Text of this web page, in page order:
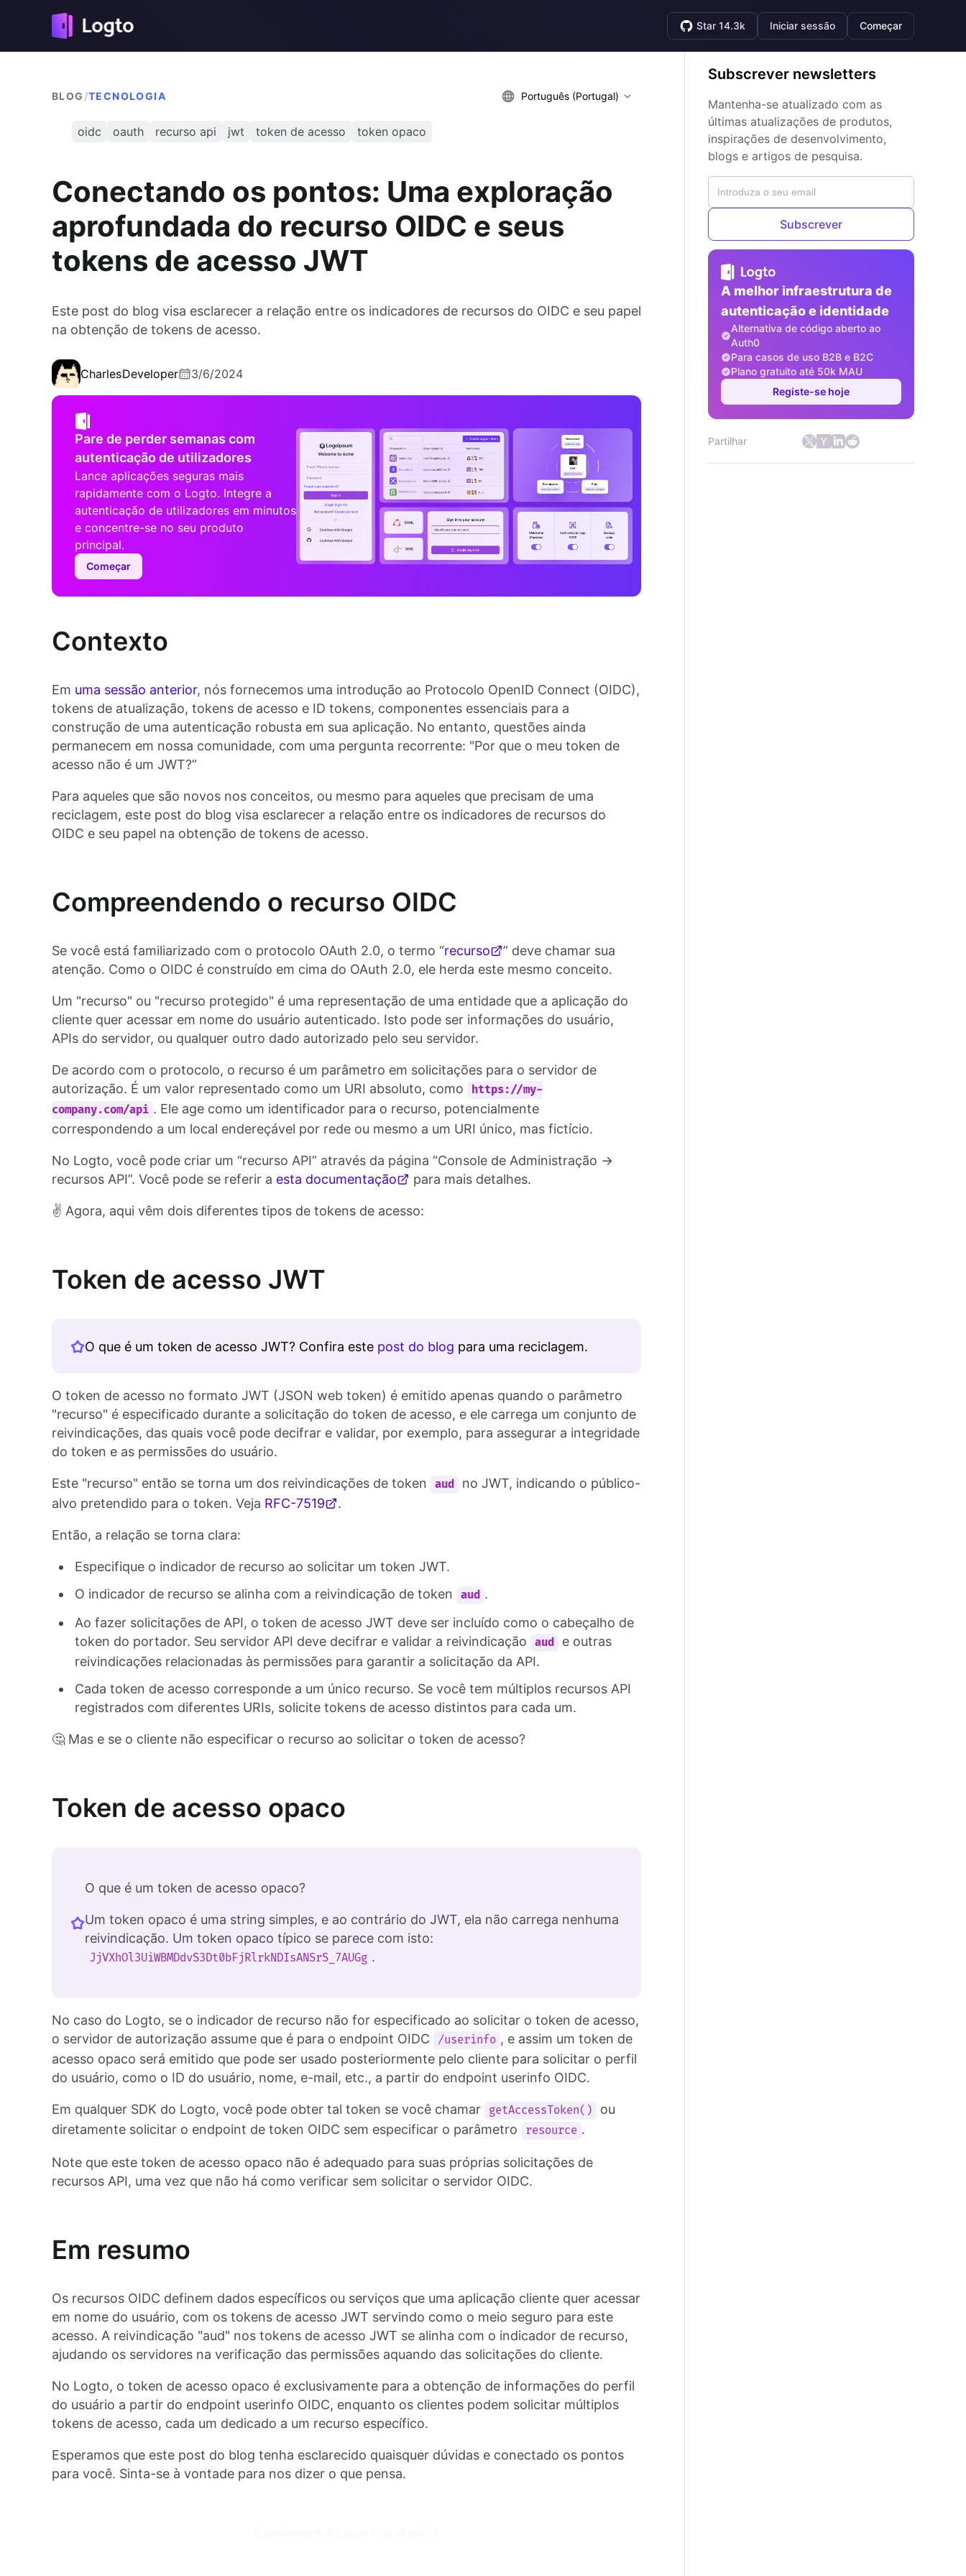
Star 14.3k Iniciar sessão Começar
BLOG /TECNOLOGIA Português (Portugal)
oidc oauth recurso api jwt token de acesso token opaco
Conectando os pontos: Uma exploração
aprofundada do recurso OIDC e seus
tokens de acesso JWT
Este post do blog visa esclarecer a relação entre os indicadores de recursos do OIDC e seu papel
na obtenção de tokens de acesso.
CharlesDeveloper 3/6/2024
Pare de perder semanas com
autenticação de utilizadores
Lance aplicações seguras mais
rapidamente com o Logto. Integre a
autenticação de utilizadores em minutos
e concentre-se no seu produto
principal.
Começar
Contexto
Em uma sessão anterior, nós fornecemos uma introdução ao Protocolo OpenID Connect (OIDC),
tokens de atualização, tokens de acesso e ID tokens, componentes essenciais para a
construção de uma autenticação robusta em sua aplicação. No entanto, questões ainda
permanecem em nossa comunidade, com uma pergunta recorrente: "Por que o meu token de
acesso não é um JWT?”
Para aqueles que são novos nos conceitos, ou mesmo para aqueles que precisam de uma
reciclagem, este post do blog visa esclarecer a relação entre os indicadores de recursos do
OIDC e seu papel na obtenção de tokens de acesso.
Compreendendo o recurso OIDC
Se você está familiarizado com o protocolo OAuth 2.0, o termo “recurso
” deve chamar sua
atenção. Como o OIDC é construído em cima do OAuth 2.0, ele herda este mesmo conceito.
Um "recurso" ou "recurso protegido" é uma representação de uma entidade que a aplicação do
cliente quer acessar em nome do usuário autenticado. Isto pode ser informações do usuário,
APIs do servidor, ou qualquer outro dado autorizado pelo seu servidor.
De acordo com o protocolo, o recurso é um parâmetro em solicitações para o servidor de
autorização. É um valor representado como um URI absoluto, como
https://my-
company.com/api . Ele age como um identificador para o recurso, potencialmente
correspondendo a um local endereçável por rede ou mesmo a um URI único, mas fictício.
No Logto, você pode criar um “recurso API” através da página “Console de Administração →
recursos API”. Você pode se referir a esta documentação para mais detalhes.
✌️ Agora, aqui vêm dois diferentes tipos de tokens de acesso:
Token de acesso JWT
O que é um token de acesso JWT? Confira este post do blog para uma reciclagem.
O token de acesso no formato JWT (JSON web token) é emitido apenas quando o parâmetro
"recurso" é especificado durante a solicitação do token de acesso, e ele carrega um conjunto de
reivindicações, das quais você pode decifrar e validar, por exemplo, para assegurar a integridade
do token e as permissões do usuário.
Este "recurso" então se torna um dos reivindicações de token aud
no JWT, indicando o público-
alvo pretendido para o token. Veja RFC-7519 .
Então, a relação se torna clara:
Especifique o indicador de recurso ao solicitar um token JWT.
O indicador de recurso se alinha com a reivindicação de token
aud .
Ao fazer solicitações de API, o token de acesso JWT deve ser incluído como o cabeçalho de
token do portador. Seu servidor API deve decifrar e validar a reivindicação
aud
e outras
reivindicações relacionadas às permissões para garantir a solicitação da API.
Cada token de acesso corresponde a um único recurso. Se você tem múltiplos recursos API
registrados com diferentes URIs, solicite tokens de acesso distintos para cada um.
🤔 Mas e se o cliente não especificar o recurso ao solicitar o token de acesso?
Token de acesso opaco
O que é um token de acesso opaco?
Um token opaco é uma string simples, e ao contrário do JWT, ela não carrega nenhuma
reivindicação. Um token opaco típico se parece com isto:
JjVXhOl3UiWBMDdvS3Dt0bFjRlrkNDIsANSrS_7AUGg .
No caso do Logto, se o indicador de recurso não for especificado ao solicitar o token de acesso,
o servidor de autorização assume que é para o endpoint OIDC
/userinfo , e assim um token de
acesso opaco será emitido que pode ser usado posteriormente pelo cliente para solicitar o perfil
do usuário, como o ID do usuário, nome, e-mail, etc., a partir do endpoint userinfo OIDC.
Em qualquer SDK do Logto, você pode obter tal token se você chamar getAccessToken()
ou
diretamente solicitar o endpoint de token OIDC sem especificar o parâmetro
resource .
Note que este token de acesso opaco não é adequado para suas próprias solicitações de
recursos API, uma vez que não há como verificar sem solicitar o servidor OIDC.
Em resumo
Os recursos OIDC definem dados específicos ou serviços que uma aplicação cliente quer acessar
em nome do usuário, com os tokens de acesso JWT servindo como o meio seguro para este
acesso. A reivindicação "aud" nos tokens de acesso JWT se alinha com o indicador de recurso,
ajudando os servidores na verificação das permissões aquando das solicitações do cliente.
No Logto, o token de acesso opaco é exclusivamente para a obtenção de informações do perfil
do usuário a partir do endpoint userinfo OIDC, enquanto os clientes podem solicitar múltiplos
tokens de acesso, cada um dedicado a um recurso específico.
Esperamos que este post do blog tenha esclarecido quaisquer dúvidas e conectado os pontos
para você. Sinta-se à vontade para nos dizer o que pensa.
Subscrever newsletters
Mantenha-se atualizado com as
últimas atualizações de produtos,
inspirações de desenvolvimento,
blogs e artigos de pesquisa.
Subscrever
A melhor infraestrutura de
autenticação e identidade
Alternativa de código aberto ao
Auth0
Para casos de uso B2B e B2C
Plano gratuito até 50k MAU
Registe-se hoje
Partilhar